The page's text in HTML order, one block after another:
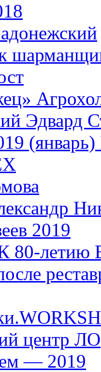
Эдвард
(январь)
2019
80-
центр ЛО
— 2019